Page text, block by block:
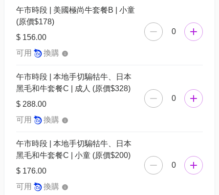
午市時段 | 美國極尚牛套餐B | 小童
(原價$178)
$ 156.00
可用
換購
0
午市時段 | 本地手切騸牯牛、日本
黑毛和牛套餐C | 成人 (原價$328)
$ 288.00
可用
換購
0
午市時段 | 本地手切騸牯牛、日本
黑毛和牛套餐C | 小童 (原價$200)
$ 176.00
可用
換購
0